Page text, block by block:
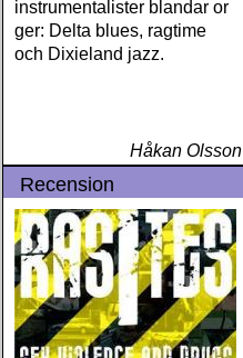
instrumentalister blandar or
ger: Delta blues, ragtime
och Dixieland jazz.
Håkan Olsson
Recension